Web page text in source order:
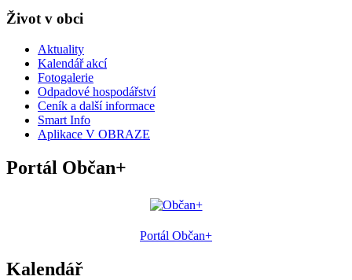
Život v obci
Aktuality
Kalendář akcí
Fotogalerie
Odpadové hospodářství
Ceník a další informace
Smart Info
Aplikace V OBRAZE
Portál Občan+
Portál Občan+
Kalendář